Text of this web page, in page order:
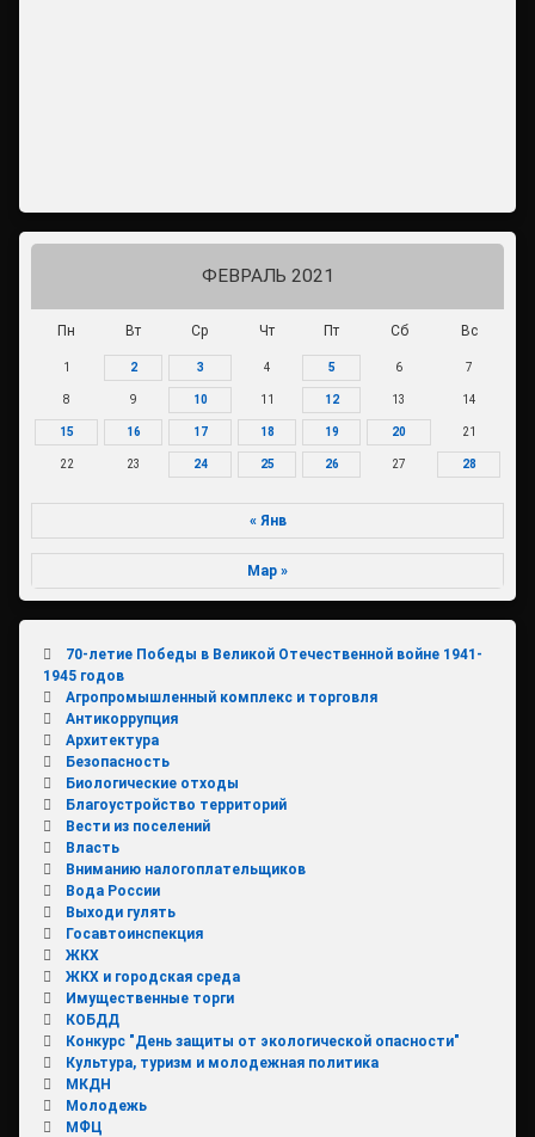
ФЕВРАЛЬ 2021
Пн Вт Ср Чт Пт Сб Вс
1 2 3 4 5 6 7
8 9 10 11 12 13 14
15 16 17 18 19 20 21
22 23 24 25 26 27 28
« Янв
Мар »
70-летие Победы в Великой Отечественной войне 1941-
1945 годов
Агропромышленный комплекс и торговля
Антикоррупция
Архитектура
Безопасность
Биологические отходы
Благоустройство территорий
Вести из поселений
Власть
Вниманию налогоплательщиков
Вода России
Выходи гулять
Госавтоинспекция
ЖКХ
ЖКХ и городская среда
Имущественные торги
КОБДД
Конкурс "День защиты от экологической опасности"
Культура, туризм и молодежная политика
МКДН
Молодежь
МФЦ